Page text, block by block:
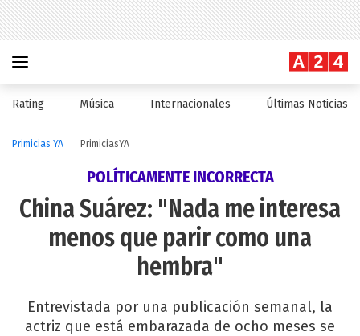
Rating Música Internacionales Últimas Noticias
Primicias YA PrimiciasYA
POLÍTICAMENTE INCORRECTA
China Suárez: "Nada me interesa
menos que parir como una
hembra"
Entrevistada por una publicación semanal, la
actriz que está embarazada de ocho meses se